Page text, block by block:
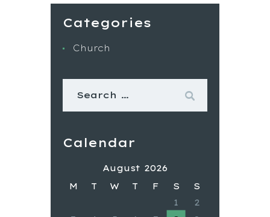
Categories
Church
Calendar
August 2026
M
T W T F S
S
1
2